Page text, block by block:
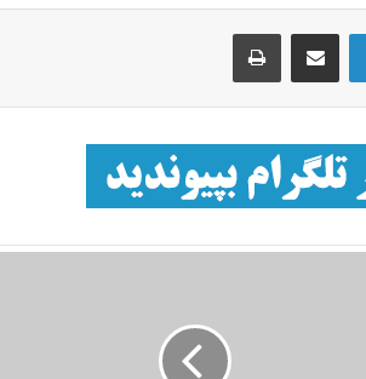
لینکداین